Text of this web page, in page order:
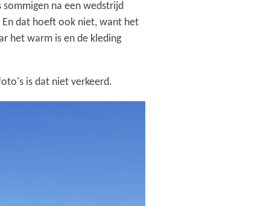
na een wedstrijd
En dat hoeft ook niet, want het
het warm is en de kleding
is dat niet verkeerd.